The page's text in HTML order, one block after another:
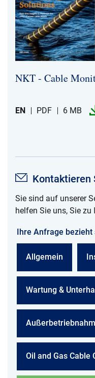
NKT -​ Cable
EN PDF 6 MB
Kontaktieren
Sie sind auf unserer
helfen Sie uns, Sie
Ihre Anfrage bezieht
Allgemein
Wartung &
Oil and Gas Cable